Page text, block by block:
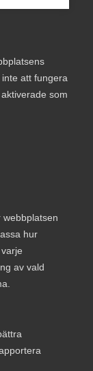
att fungera
som
webbplatsen
hur
av vald
we will
and
formation.